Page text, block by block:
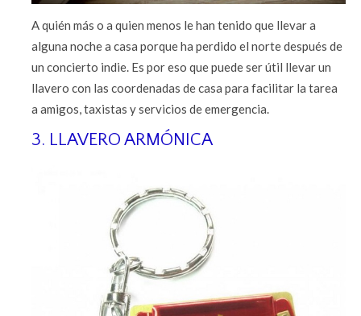
A quién más o a quien menos le han tenido que llevar a
alguna noche a casa porque ha perdido el norte después de
un concierto indie. Es por eso que puede ser útil llevar un
llavero con las coordenadas de casa para facilitar la tarea
a amigos, taxistas y servicios de emergencia.
3. LLAVERO ARMÓNICA